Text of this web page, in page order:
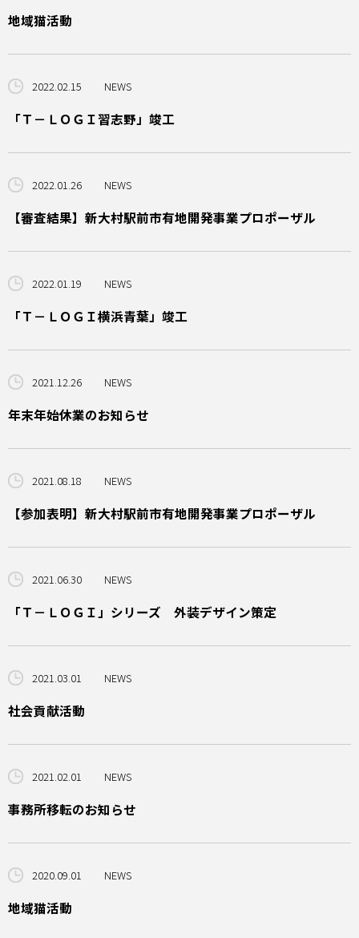
地域猫活動
2022.02.15 NEWS
「Ｔ－ＬＯＧＩ習志野」竣工
2022.01.26 NEWS
【審査結果】新大村駅前市有地開発事業プロポーザル
2022.01.19 NEWS
「Ｔ－ＬＯＧＩ横浜青葉」竣工
2021.12.26 NEWS
年末年始休業のお知らせ
2021.08.18 NEWS
【参加表明】新大村駅前市有地開発事業プロポーザル
2021.06.30 NEWS
「Ｔ－ＬＯＧＩ」シリーズ 外装デザイン策定
2021.03.01 NEWS
社会貢献活動
2021.02.01 NEWS
事務所移転のお知らせ
2020.09.01 NEWS
地域猫活動